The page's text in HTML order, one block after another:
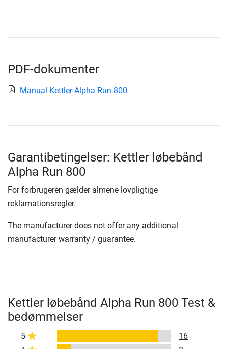
PDF-dokumenter
Manual Kettler Alpha Run 800
Garantibetingelser: Kettler løbebånd
Alpha Run 800
For forbrugeren gælder almene lovpligtige
reklamationsregler.
The manufacturer does not offer any additional
manufacturer warranty / guarantee.
Kettler løbebånd Alpha Run 800 Test &
bedømmelser
5
16